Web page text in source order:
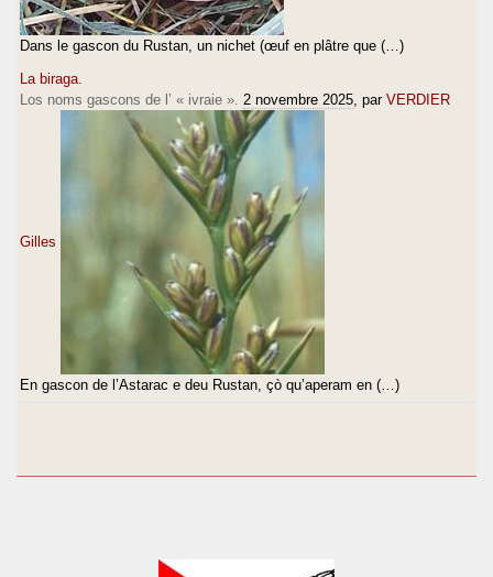
Dans le gascon du Rustan, un nichet (œuf en plâtre que (…)
La biraga.
Los noms gascons de l’ « ivraie ». 2 novembre 2025 , par VERDIER
Gilles
En gascon de l’Astarac e deu Rustan, çò qu’aperam en (…)